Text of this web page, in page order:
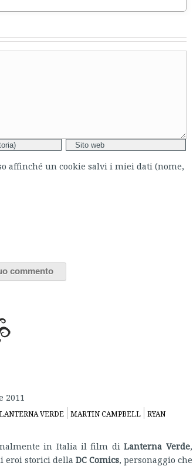
affinché un cookie salvi i miei dati (nome,
2011
LANTERNA VERDE MARTIN CAMPBELL
RYAN
in Italia il film diLanterna Verde,
eroi storici della DC Comics, personaggio che